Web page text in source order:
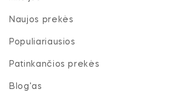
Naujos prekės
Populiariausios
Patinkančios prekės
Blog'as